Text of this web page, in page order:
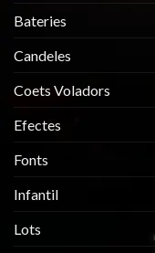
Bateries
Candeles
Coets Voladors
Efectes
Fonts
Infantil
Lots